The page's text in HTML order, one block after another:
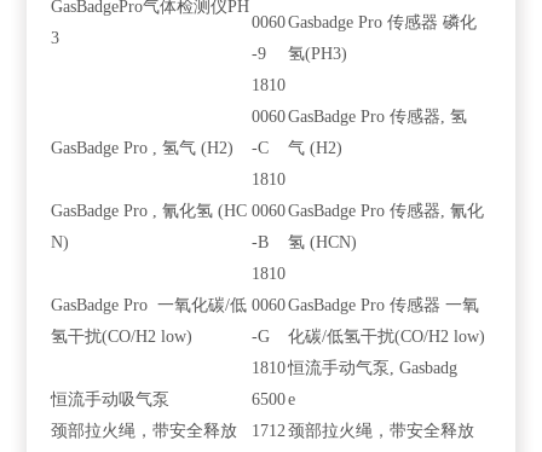
GasBadgePro气体检测仪PH
3
0060
-9
Gasbadge Pro 传感器 磷化
氢(PH3)
GasBadge Pro , 氢气 (H2)
1810
0060
-C
GasBadge Pro 传感器, 氢
气 (H2)
GasBadge Pro , 氰化氢 (HC
N)
1810
0060
-B
GasBadge Pro 传感器, 氰化
氢 (HCN)
GasBadge Pro 一氧化碳/低
氢干扰(CO/H2 low)
1810
0060
-G
GasBadge Pro 传感器 一氧
化碳/低氢干扰(CO/H2 low)
恒流手动吸气泵
1810
6500
恒流手动气泵, Gasbadg
e
颈部拉火绳，带安全释放
1712颈部拉火绳，带安全释放